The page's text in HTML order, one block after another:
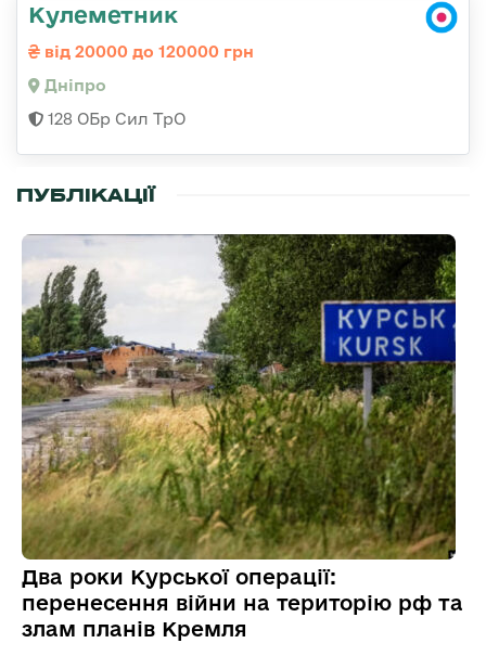
Кулеметник
від 20000 до 120000 грн
Дніпро
128 ОБр Сил ТрО
ПУБЛІКАЦІЇ
Два роки Курської операції:
перенесення війни на територію рф та
злам планів Кремля